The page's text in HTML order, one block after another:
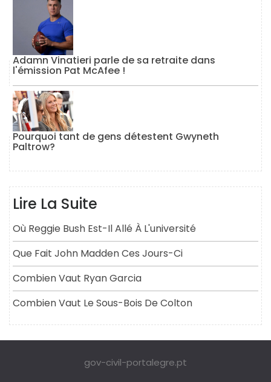
Adamn Vinatieri parle de sa retraite dans
l'émission Pat McAfee !
Pourquoi tant de gens détestent Gwyneth
Paltrow?
Lire La Suite
Où Reggie Bush Est-Il Allé À L'université
Que Fait John Madden Ces Jours-Ci
Combien Vaut Ryan Garcia
Combien Vaut Le Sous-Bois De Colton
gov-civil-portalegre.pt